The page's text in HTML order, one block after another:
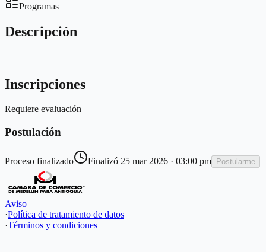
Programas
Descripción
Inscripciones
Requiere evaluación
Postulación
Proceso finalizado Finalizó 25 mar 2026 · 03:00 pm Postularme
Aviso
·Política de tratamiento de datos
·Términos y condiciones